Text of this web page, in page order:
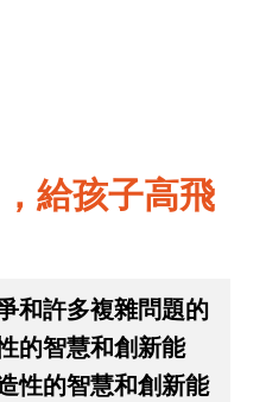
給孩子高飛
和許多複雜問題的
的智慧和創新能
性的智慧和創新能